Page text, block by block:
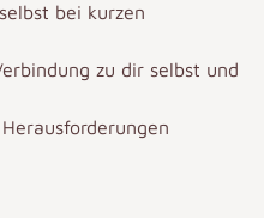
bei kurzen
zu dir selbst und